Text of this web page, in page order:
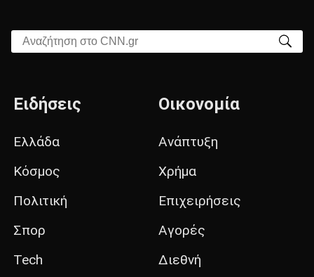
Αναζήτηση στο CNN.gr
Ειδήσεις
Ελλάδα
Κόσμος
Πολιτική
Σπορ
Tech
Οικονομία
Ανάπτυξη
Χρήμα
Επιχειρήσεις
Αγορές
Διεθνή